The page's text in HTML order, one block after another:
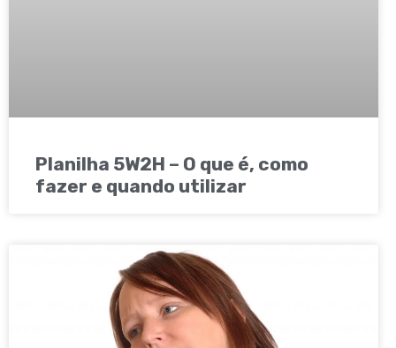
Planilha 5W2H – O que é, como
fazer e quando utilizar